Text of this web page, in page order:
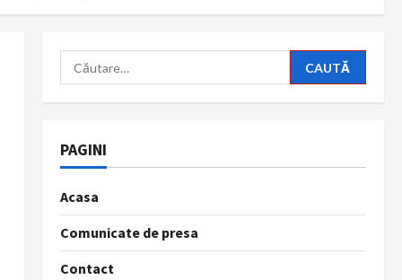
Caută
după:
PAGINI
Acasa
Comunicate de presa
Contact